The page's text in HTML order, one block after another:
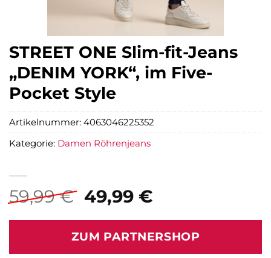
STREET ONE Slim-fit-Jeans
„DENIM YORK“, im Five-
Pocket Style
59,99€ Ursprünglicher
Preis
war:
59,99 €
49,99 €Aktueller
ist:
49,99 €.
ZUM PARTNERSHOP
Artikelnummer: 4063046225352
Kategorie: Damen Röhrenjeans